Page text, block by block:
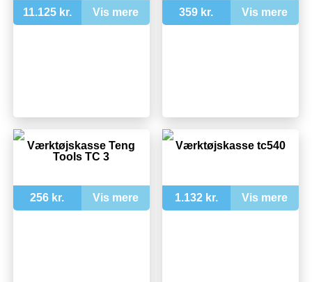
11.125 kr.
Vis mere 359 kr. Vis mere
Værktøjskasse Teng
Tools TC 3
256 kr. Vis mere
Værktøjskasse tc540
1.132 kr. Vis mere